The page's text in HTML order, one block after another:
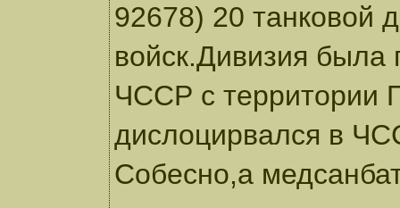
92678) 20 танковой
войск.Дивизия была
ЧССР с территории
дислоцирвался в
Собесно,а